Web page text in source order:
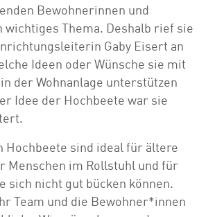
Bewohnerinnen und
wichtiges Thema. Deshalb rief sie
Gaby Eisert an
Ideen oder Wünsche sie mit
der Wohnanlage unterstützen
Idee der Hochbeete war sie
Hochbeete sind ideal für ältere
Menschen im Rollstuhl und für
sich nicht gut bücken können.
Team und die Bewohner*innen